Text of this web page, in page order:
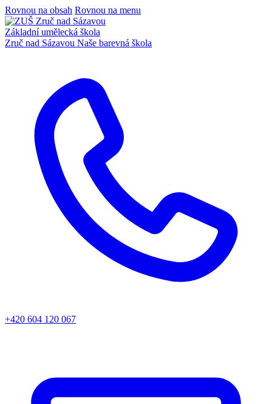
Rovnou na obsah Rovnou na menu
Základní umělecká škola
Zruč nad Sázavou Naše barevná škola
+420 604 120 067